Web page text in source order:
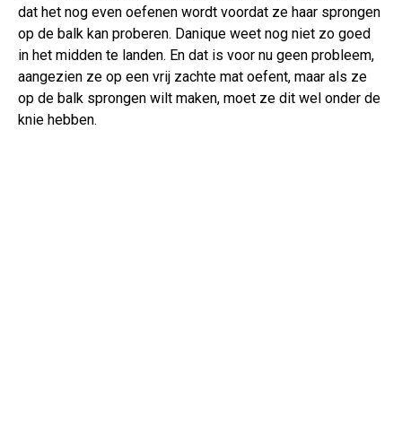
dat het nog even oefenen wordt voordat ze haar sprongen
op de balk kan proberen. Danique weet nog niet zo goed
in het midden te landen. En dat is voor nu geen probleem,
aangezien ze op een vrij zachte mat oefent, maar als ze
op de balk sprongen wilt maken, moet ze dit wel onder de
knie hebben.